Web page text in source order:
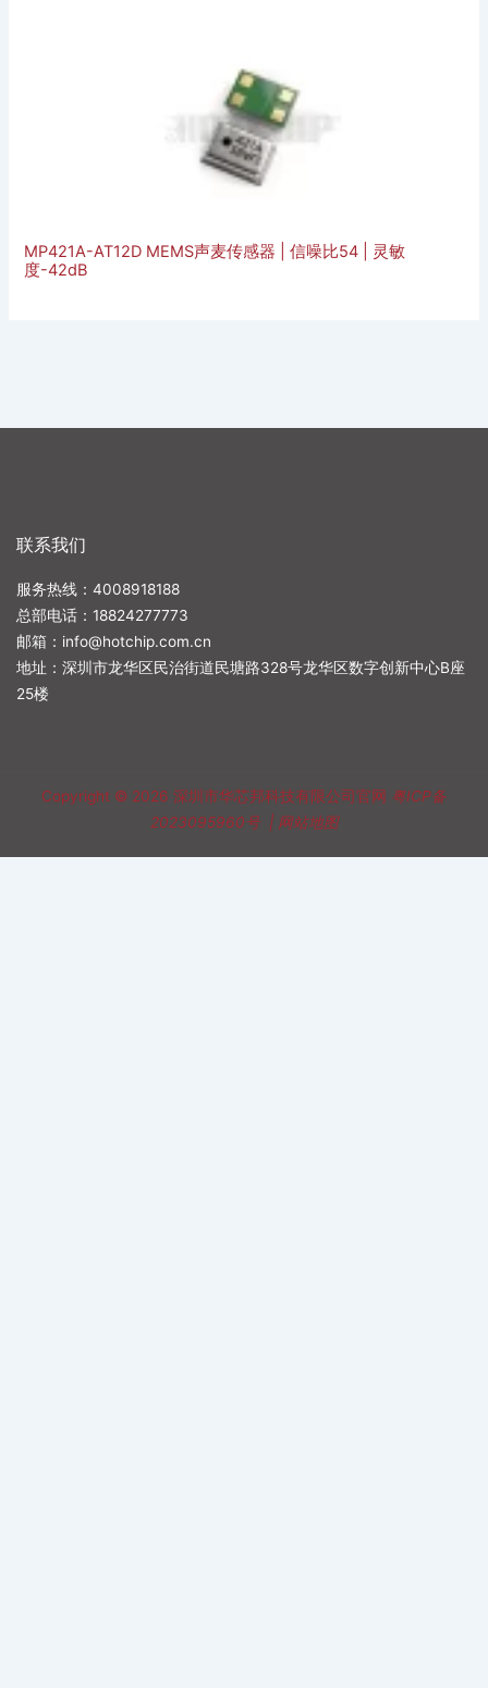
MP421A-AT12D MEMS声麦传感器 | 信噪比54 | 灵敏
度-42dB
联系我们
服务热线：4008918188
总部电话： 18824277773
邮箱： info@hotchip.com.cn
地址：深圳市龙华区民治街道民塘路328号龙华区数字创新中心B座
25楼
Copyright © 2026 深圳市华芯邦科技有限公司官网 粤ICP备
2023095960号| 网站地图